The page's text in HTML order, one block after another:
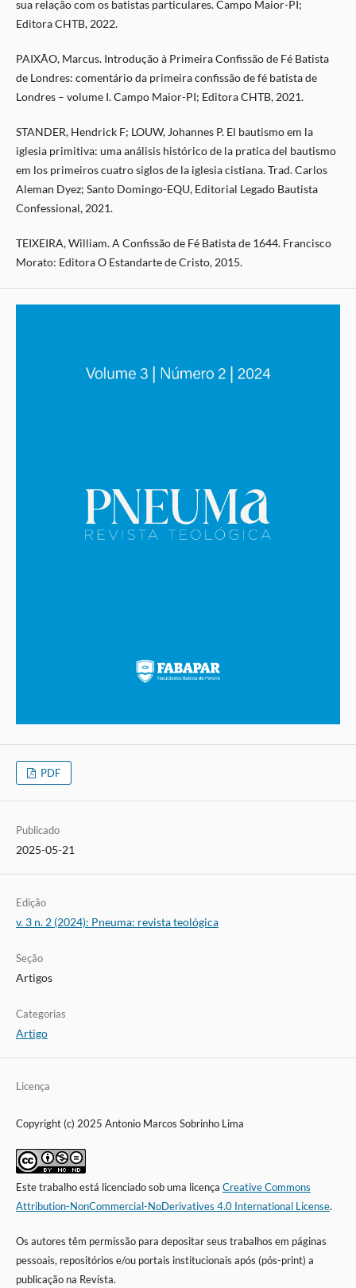
sua relação com os batistas particulares. Campo Maior-PI;
Editora CHTB, 2022.
PAIXÃO, Marcus. Introdução à Primeira Confissão de Fé Batista
de Londres: comentário da primeira confissão de fé batista de
Londres – volume I. Campo Maior-PI; Editora CHTB, 2021.
STANDER, Hendrick F; LOUW, Johannes P. El bautismo em la
iglesia primitiva: uma análisis histórico de la pratica del bautismo
em los primeiros cuatro siglos de la iglesia cistiana. Trad. Carlos
Aleman Dyez; Santo Domingo-EQU, Editorial Legado Bautista
Confessional, 2021.
TEIXEIRA, William. A Confissão de Fé Batista de 1644. Francisco
Morato: Editora O Estandarte de Cristo, 2015.
PDF
Publicado
2025-05-21
Edição
v. 3 n. 2 (2024): Pneuma: revista teológica
Seção
Artigos
Categorias
Artigo
Licença
Copyright (c) 2025 Antonio Marcos Sobrinho Lima
Este trabalho está licenciado sob uma licença Creative Commons
Attribution-NonCommercial-NoDerivatives 4.0 International License.
Os autores têm permissão para depositar seus trabalhos em páginas
pessoais, repositórios e/ou portais institucionais após (pós-print) a
publicação na Revista.